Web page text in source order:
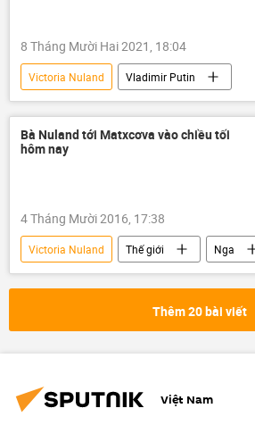
8 Tháng Mười Hai 2021, 18:04
Victoria Nuland
Vladimir Putin
Dmitry Peskov
Nga
Liên Xô
Điện Kremlin
Bà Nuland tới Matxcơva vào chiều tối
hôm nay
4 Tháng Mười 2016, 17:38
Victoria Nuland Thế giới
Nga
Chính trị
Liên bang Nga
Thêm 20 bài viết
Việt Nam